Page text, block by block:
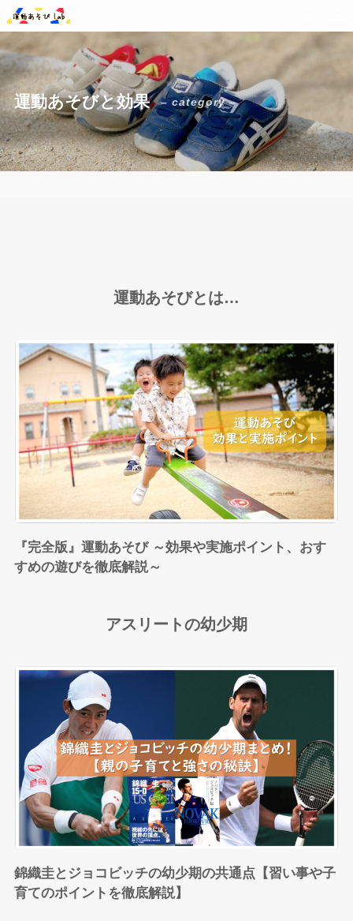
運動あそびと効果 – category –
運動あそびとは…
『完全版』運動あそび ～効果や実施ポイント、おす
すめの遊びを徹底解説～
アスリートの幼少期
錦織圭とジョコビッチの幼少期の共通点【習い事や子
育てのポイントを徹底解説】